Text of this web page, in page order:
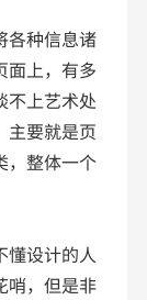
种信息诸
面上，有多
不上艺术处
主要就是页
，整体一个
设计的人
哨，但是非